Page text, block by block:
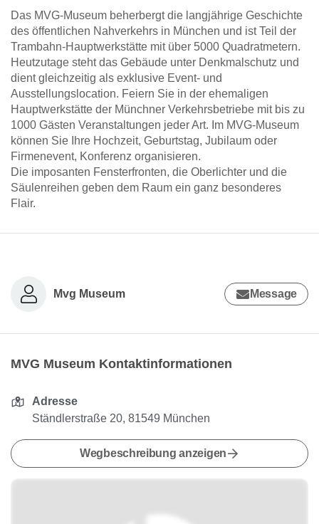
Das MVG-Museum beherbergt die langjährige Geschichte
des öffentlichen Nahverkehrs in München und ist Teil der
Trambahn-Hauptwerkstätte mit über 5000 Quadratmetern.
Heutzutage steht das Gebäude unter Denkmalschutz und
dient gleichzeitig als exklusive Event- und
Ausstellungslocation. Feiern Sie in der ehemaligen
Hauptwerkstätte der Münchner Verkehrsbetriebe mit bis zu
1000 Gästen Veranstaltungen jeder Art. Im MVG-Museum
können Sie Ihre Hochzeit, Geburtstag, Jubilaum oder
Firmenevent, Konferenz organisieren.
Die imposanten Fensterfronten, die Oberlichter und die
Säulenreihen geben dem Raum ein ganz besonderes
Flair.
Mvg Museum Message
MVG Museum Kontaktinformationen
Adresse
Ständlerstraße 20, 81549 München
Wegbeschreibung anzeigen